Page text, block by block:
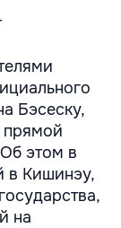
Бэсеску,
прямой
этом в
в Кишинэу,
на